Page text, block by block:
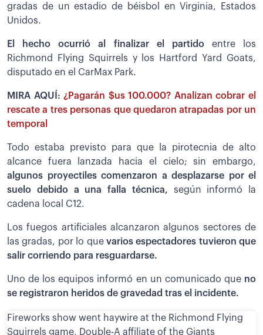
gradas de un estadio de béisbol en Virginia, Estados
Unidos.
El hecho ocurrió al finalizar el partido entre los
Richmond Flying Squirrels y los Hartford Yard Goats,
disputado en el CarMax Park.
MIRA AQUÍ: ¿Pagarán $us 100.000? Analizan cobrar el
rescate a tres personas que quedaron atrapadas por un
temporal
Todo estaba previsto para que la pirotecnia de alto
alcance fuera lanzada hacia el cielo; sin embargo,
algunos proyectiles comenzaron a desplazarse por el
suelo debido a una falla técnica, según informó la
cadena local C12.
Los fuegos artificiales alcanzaron algunos sectores de
las gradas, por lo que varios espectadores tuvieron que
salir corriendo para resguardarse.
Uno de los equipos informó en un comunicado que no
se registraron heridos de gravedad tras el incidente.
Fireworks show went haywire at the Richmond Flying
Squirrels game, Double-A affiliate of the Giants